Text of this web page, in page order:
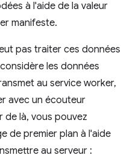
à l'aide de la valeur
manifeste.
pas traiter ces données
les données
au service worker,
avec un écouteur
de là, vous pouvez
de premier plan à l'aide
au serveur :